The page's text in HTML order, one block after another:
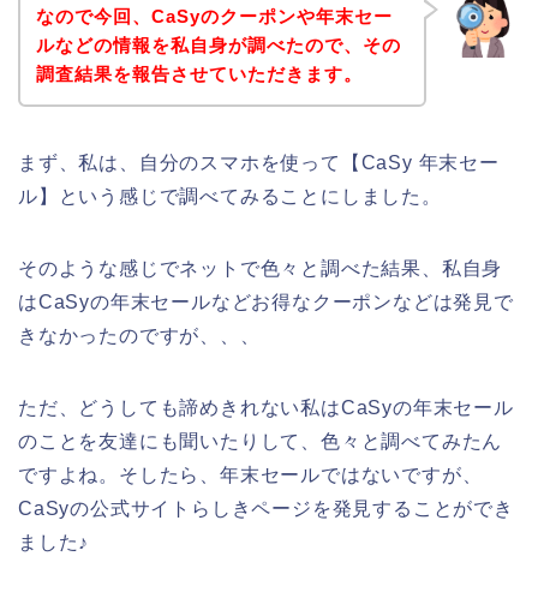
なので今回、CaSyのクーポンや年末セー
ルなどの情報を私自身が調べたので、その
調査結果を報告させていただきます。
まず、私は、自分のスマホを使って【CaSy 年末セー
ル】という感じで調べてみることにしました。
そのような感じでネットで色々と調べた結果、私自身
はCaSyの年末セールなどお得なクーポンなどは発見で
きなかったのですが、、、
ただ、どうしても諦めきれない私はCaSyの年末セール
のことを友達にも聞いたりして、色々と調べてみたん
ですよね。そしたら、年末セールではないですが、
CaSyの公式サイトらしきページを発見することができ
ました♪